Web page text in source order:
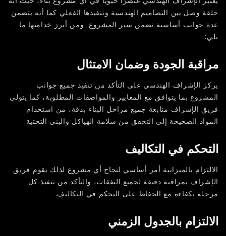
حلقة وصل بين التصاميم الهندسية وتنفيذها الفعلي كما أنه يتضمن
عدة جوانب أساسية تضمن سير المشروع ومن أبرز خدامتها ما
يلي:
مراقبة الجودة وضمان الامتثال
يركز الإشراف الهندسي على التأكد من تنفيذ جميع جوانب
المشروع بما يتوافق مع المعايير والمواصفات المطلوبة، كما يتولى
فريق الإشراف متابعة جميع مراحل البناء بدقة، من استخدام
المواد الصحيحة إلى التحقق من سلامة الهياكل والبنى التحتية.
التحكم في التكاليف
الالتزام بالميزانية أمر أساسي لنجاح أي مشروع لذلك يقوم فريق
الإشراف بمراقبة دقيقة لجميع النفقات، والتأكد من تنفيذ كل
مرحلة بكفاءة مع الحفاظ على التحكم في التكاليف.
الالتزام بالجدول الزمني